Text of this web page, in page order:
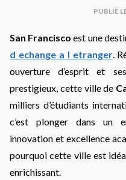
PUBLIÉ
San Francisco est une
d echange a l etranger.
ouverture d’esprit et
prestigieux, cette ville de
milliers d’étudiants
c’est plonger dans un
innovation et excellence
pourquoi cette ville est
enrichissant.